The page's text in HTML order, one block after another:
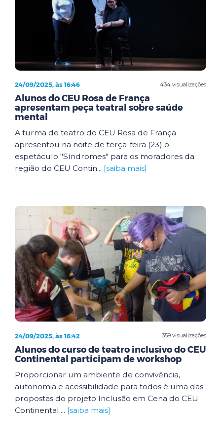
434 visualizações
24/09/2025, às 16:46
Alunos do CEU Rosa de França
apresentam peça teatral sobre saúde
mental
A turma de teatro do CEU Rosa de França
apresentou na noite de terça-feira (23) o
espetáculo "Síndromes" para os moradores da
região do CEU Contin... [saiba mais]
359 visualizações
24/09/2025, às 16:42
Alunos do curso de teatro inclusivo do CEU
Continental participam de workshop
Proporcionar um ambiente de convivência,
autonomia e acessibilidade para todos é uma das
propostas do projeto Inclusão em Cena do CEU
Continental.... [saiba mais]